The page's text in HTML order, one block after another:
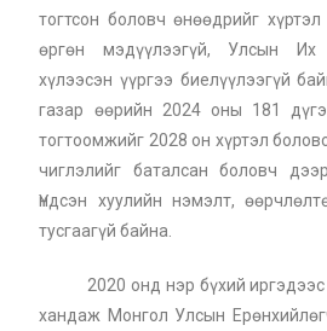
тогтсон боловч өнөөдрийг
өргөн мэдүүлээгүй, Улсын Их
хүлээсэн үүргээ биелүүлээгүй
газар өөрийн 2024 оны 181
тогтоомжийг 2028 он хүртэл
чиглэлийг баталсан боловч
Үндсэн хуулийн нэмэлт,
тусгаагүй байна.
2020 онд нэр бүхий
хандаж Монгол Улсын